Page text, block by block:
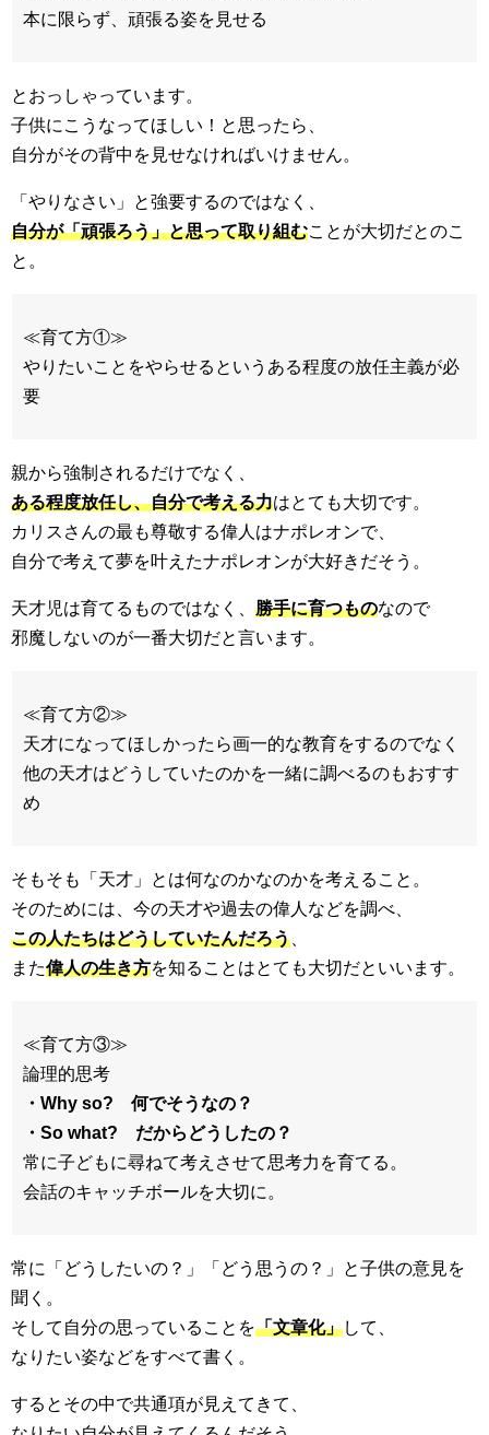
本に限らず、頑張る姿を見せる
とおっしゃっています。
子供にこうなってほしい！と思ったら、
自分がその背中を見せなければいけません。
「やりなさい」と強要するのではなく、
自分が「頑張ろう」と思って取り組むことが大切だとのこ
と。
≪育て方①≫
やりたいことをやらせるというある程度の放任主義が必
要
親から強制されるだけでなく、
ある程度放任し、自分で考える力はとても大切です。
カリスさんの最も尊敬する偉人はナポレオンで、
自分で考えて夢を叶えたナポレオンが大好きだそう。
天才児は育てるものではなく、 勝手に育つものなので
邪魔しないのが一番大切だと言います。
≪育て方②≫
天才になってほしかったら画一的な教育をするのでなく
他の天才はどうしていたのかを一緒に調べるのもおすす
め
そもそも「天才」とは何なのかなのかを考えること。
そのためには、今の天才や過去の偉人などを調べ、
この人たちはどうしていたんだろう
また偉人の生き方を知ることはとても大切だといいます。
≪育て方③≫
論理的思考
・Why so? 何でそうなの？
・So what? だからどうしたの？
常に子どもに尋ねて考えさせて思考力を育てる。
会話のキャッチボールを大切に。
常に「どうしたいの？」「どう思うの？」と子供の意見を
聞く。
そして自分の思っていることを「文章化」して、
なりたい姿などをすべて書く。
するとその中で共通項が見えてきて、